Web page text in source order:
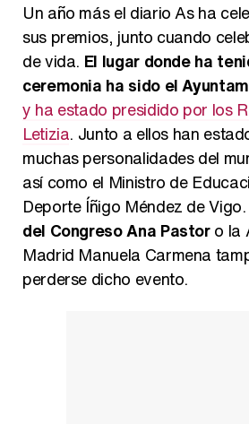
Un año más el diario As ha
sus premios, junto cuando
de vida. El lugar donde ha
ceremonia ha sido el
y ha estado presidido por los
Letizia. Junto a ellos han
muchas personalidades del
así como el Ministro de
Deporte Íñigo Méndez de Vigo.
del Congreso Ana Pastoro la
Madrid Manuela Carmena
perderse dicho evento.